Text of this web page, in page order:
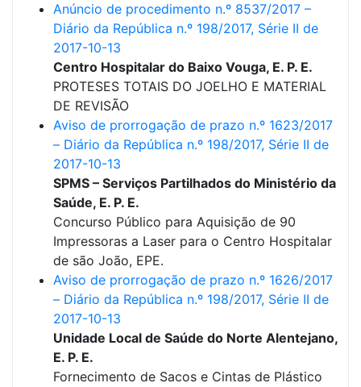
Anúncio de procedimento n.º 8537/2017 –
Diário da República n.º 198/2017, Série II de
2017-10-13
Centro Hospitalar do Baixo Vouga, E. P. E.
PROTESES TOTAIS DO JOELHO E MATERIAL
DE REVISÃO
Aviso de prorrogação de prazo n.º 1623/2017
– Diário da República n.º 198/2017, Série II de
2017-10-13
SPMS – Serviços Partilhados do Ministério da
Saúde, E. P. E.
Concurso Público para Aquisição de 90
Impressoras a Laser para o Centro Hospitalar
de são João, EPE.
Aviso de prorrogação de prazo n.º 1626/2017
– Diário da República n.º 198/2017, Série II de
2017-10-13
Unidade Local de Saúde do Norte Alentejano,
E. P. E.
Fornecimento de Sacos e Cintas de Plástico